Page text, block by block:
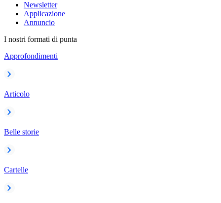
Newsletter
Applicazione
Annuncio
I nostri formati di punta
Approfondimenti
Articolo
Belle storie
Cartelle